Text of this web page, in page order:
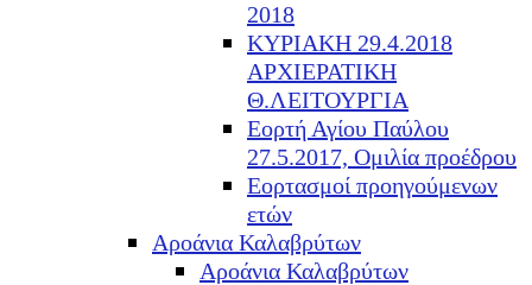
2018
ΚΥΡΙΑΚΗ 29.4.2018
ΑΡΧΙΕΡΑΤΙΚΗ
Θ.ΛΕΙΤΟΥΡΓΙΑ
Εορτή Αγίου Παύλου
27.5.2017, Ομιλία προέδρου
Εορτασμοί προηγούμενων
ετών
Αροάνια Καλαβρύτων
Αροάνια Καλαβρύτων